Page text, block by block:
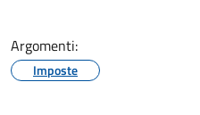
Argomenti:
Imposte